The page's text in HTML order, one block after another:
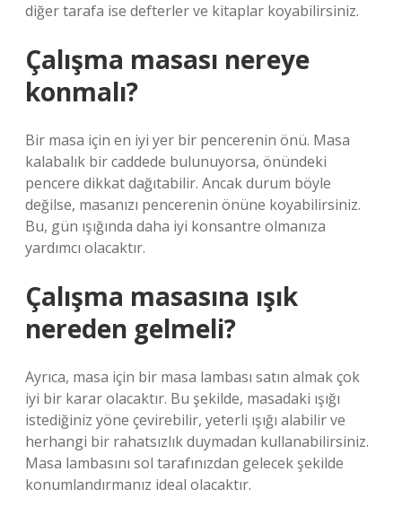
diğer tarafa ise defterler ve kitaplar koyabilirsiniz.
Çalışma masası nereye
konmalı?
Bir masa için en iyi yer bir pencerenin önü. Masa
kalabalık bir caddede bulunuyorsa, önündeki
pencere dikkat dağıtabilir. Ancak durum böyle
değilse, masanızı pencerenin önüne koyabilirsiniz.
Bu, gün ışığında daha iyi konsantre olmanıza
yardımcı olacaktır.
Çalışma masasına ışık
nereden gelmeli?
Ayrıca, masa için bir masa lambası satın almak çok
iyi bir karar olacaktır. Bu şekilde, masadaki ışığı
istediğiniz yöne çevirebilir, yeterli ışığı alabilir ve
herhangi bir rahatsızlık duymadan kullanabilirsiniz.
Masa lambasını sol tarafınızdan gelecek şekilde
konumlandırmanız ideal olacaktır.